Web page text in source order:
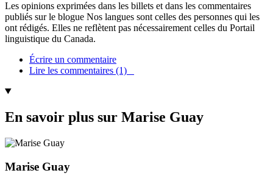
Les opinions exprimées dans les billets et dans les commentaires
publiés sur le blogue Nos langues sont celles des personnes qui les
ont rédigés. Elles ne reflètent pas nécessairement celles du Portail
linguistique du Canada.
Écrire un commentaire
Lire les commentaires (1)
En savoir plus sur Marise Guay
Marise Guay